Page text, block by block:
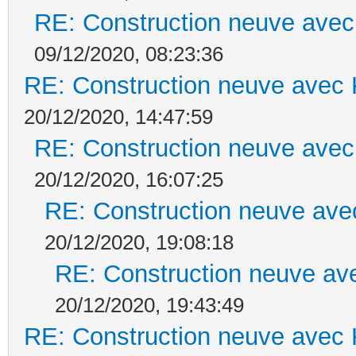
RE: Construction neuve
09/12/2020, 08:23:36
RE: Construction neuve avec
20/12/2020, 14:47:59
RE: Construction neuve
20/12/2020, 16:07:25
RE: Construction neuve
20/12/2020, 19:08:18
RE: Construction neuve
20/12/2020, 19:43:49
RE: Construction neuve avec